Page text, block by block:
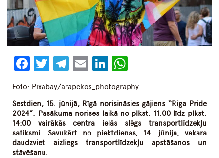
Facebook
Twitter
Telegram
EmailLinkedIn
Foto: Pixabay/arapekos_photography
Sestdien, 15. jūnijā, Rīgā norisināsies gājiens “Riga Pride
2024”. Pasākuma norises laikā no plkst. 11:00 līdz plkst.
14:00 vairākās centra ielās slēgs transportlīdzekļu
satiksmi. Savukārt no piektdienas, 14. jūnija, vakara
daudzviet aizliegs transportlīdzekļu apstāšanos un
stāvēšanu.